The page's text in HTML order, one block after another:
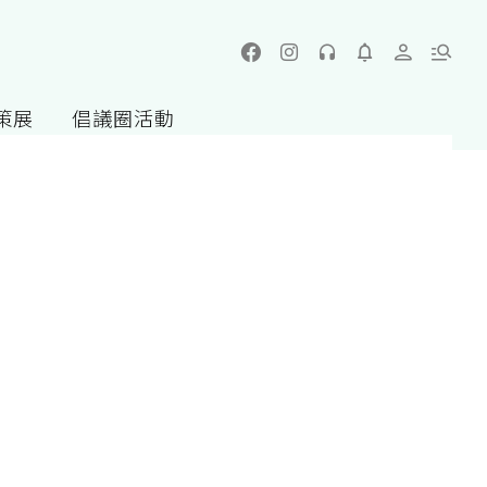
展 倡議圈活動